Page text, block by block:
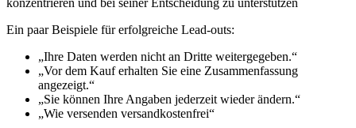
Ein paar Beispiele für erfolgreiche Lead-outs:
„Ihre Daten werden nicht an Dritte weitergegeben.“
„Vor dem Kauf erhalten Sie eine Zusammenfassung
angezeigt.“
„Sie können Ihre Angaben jederzeit wieder ändern.“
„Wie versenden versandkostenfrei“